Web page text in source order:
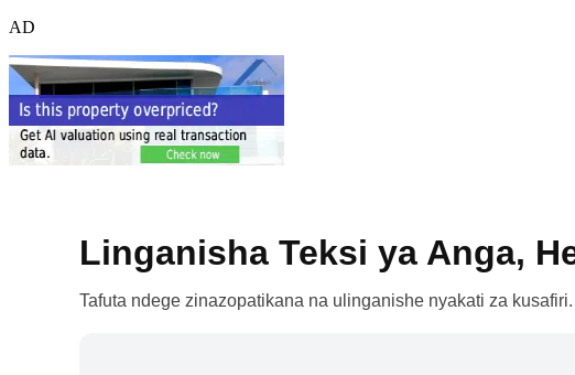
AD
Linganisha Teksi ya Anga,
Tafuta ndege zinazopatikana na ulinganishe nyakati za kusafiri.